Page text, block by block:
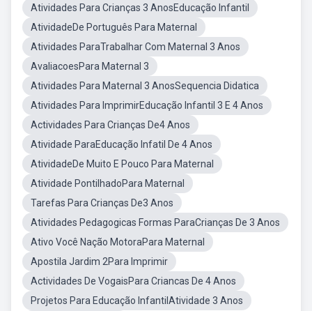
Atividades Para Crianças 3 AnosEducação Infantil
AtividadeDe Português Para Maternal
Atividades ParaTrabalhar Com Maternal 3 Anos
AvaliacoesPara Maternal 3
Atividades Para Maternal 3 AnosSequencia Didatica
Atividades Para ImprimirEducação Infantil 3 E 4 Anos
Actividades Para Crianças De4 Anos
Atividade ParaEducação Infatil De 4 Anos
AtividadeDe Muito E Pouco Para Maternal
Atividade PontilhadoPara Maternal
Tarefas Para Crianças De3 Anos
Atividades Pedagogicas Formas ParaCrianças De 3 Anos
Ativo Você Nação MotoraPara Maternal
Apostila Jardim 2Para Imprimir
Actividades De VogaisPara Criancas De 4 Anos
Projetos Para Educação InfantilAtividade 3 Anos